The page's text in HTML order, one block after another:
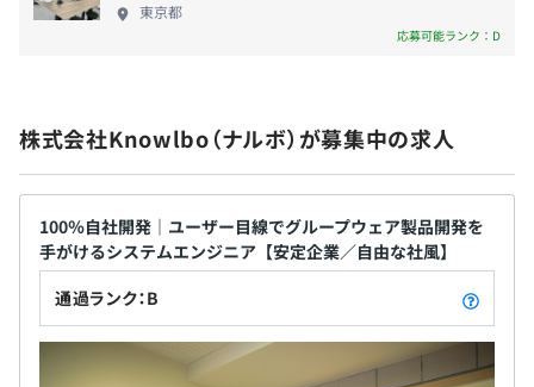
自社のグループウェア製品開発のため、製品単位のチーム
があり4～6名程で開発を行っています。
東京都
応募可能ランク：D
株式会社Knowlbo（ナルボ）が募集中の求人
100％自社開発｜ユーザー目線でグループウェア製品開発を
手がけるシステムエンジニア【安定企業／自由な社風】
通過ランク：B